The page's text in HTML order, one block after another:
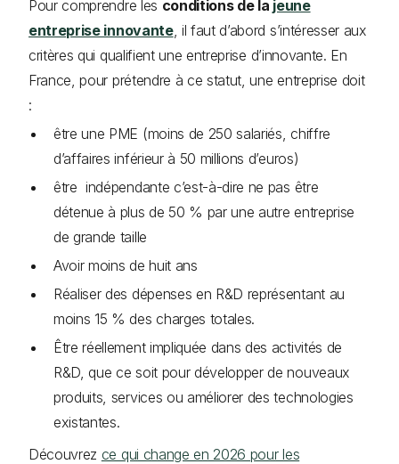
Pour comprendre les conditions de la jeune
entreprise innovante, il faut d’abord s’intéresser aux
critères qui qualifient une entreprise d’innovante. En
France, pour prétendre à ce statut, une entreprise doit
:
être une PME (moins de 250 salariés, chiffre
d’affaires inférieur à 50 millions d’euros)
être indépendante c’est-à-dire ne pas être
détenue à plus de 50 % par une autre entreprise
de grande taille
Avoir moins de huit ans
Réaliser des dépenses en R&D représentant au
moins 15 % des charges totales.
Être réellement impliquée dans des activités de
R&D, que ce soit pour développer de nouveaux
produits, services ou améliorer des technologies
existantes.
Découvrez ce qui change en 2026 pour les